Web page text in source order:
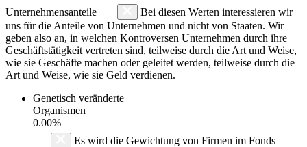
Unternehmensanteile
Bei diesen Werten interessieren wir
uns für die Anteile von Unternehmen und nicht von Staaten. Wir
geben also an, in welchen Kontroversen Unternehmen durch ihre
Geschäftstätigkeit vertreten sind, teilweise durch die Art und Weise,
wie sie Geschäfte machen oder geleitet werden, teilweise durch die
Art und Weise, wie sie Geld verdienen.
Genetisch veränderte
Organismen
0.00%
Es wird die Gewichtung von Firmen im Fonds